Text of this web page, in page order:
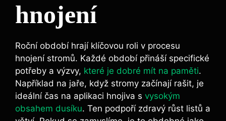
hnojení
Roční období hrají klíčovou roli​ v procesu
⁤hnojení stromů. Každé období přináší specifické
potřeby a výzvy, které je dobré mít na paměti.
⁤Například na jaře, když stromy začínají rašit,​ je
ideální čas na aplikaci hnojiva s vysokým
obsahem dusíku. Ten podpoří zdravý růst listů​ a